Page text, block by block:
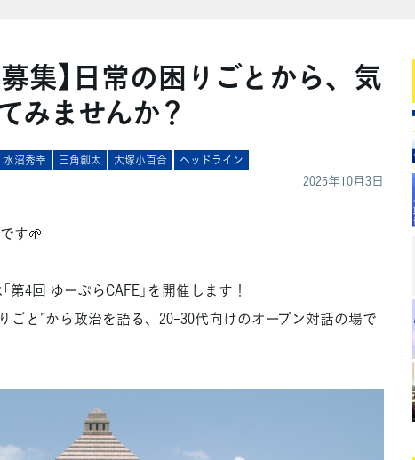
集】日常の困りごとから、気
みませんか？
水沼秀幸 三角創太 大塚小百合 ヘッドライン
2025年10月3日
す🌱
4回 ゆーぷらCAFE」を開催します！
ごと”から政治を語る、20-30代向けのオープン対話の場で